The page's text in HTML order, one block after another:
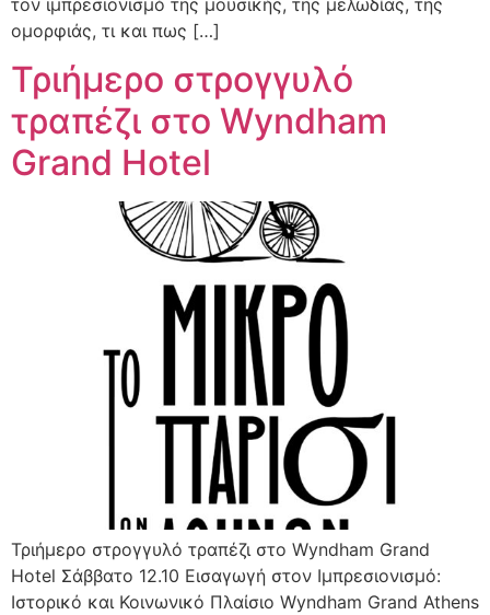
ομορφιάς, τι και πως […]
Τριήμερο στρογγυλό
τραπέζι στο Wyndham
Grand Hotel
Τριήμερο στρογγυλό τραπέζι στο Wyndham Grand
Hotel Σάββατο 12.10 Εισαγωγή στον Ιμπρεσιονισμό:
Ιστορικό και Κοινωνικό Πλαίσιο Wyndham Grand Athens